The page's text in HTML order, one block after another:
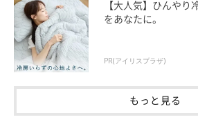
【大人気】ひんや
をあなたに。
PR(アイリスプラザ)
もっと見る